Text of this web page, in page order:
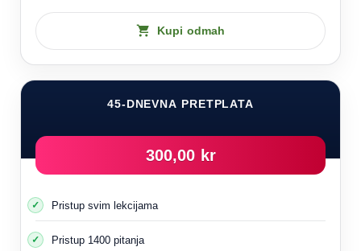
Kupi odmah
45-DNEVNA PRETPLATA
300,00 kr
Pristup svim lekcijama
Pristup 1400 pitanja